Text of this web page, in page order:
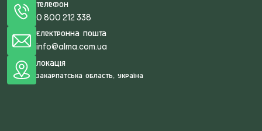
Телефон
0 800 212 338
Електронна пошта
info@alma.com.ua
Локація
Закарпатська область, Україна